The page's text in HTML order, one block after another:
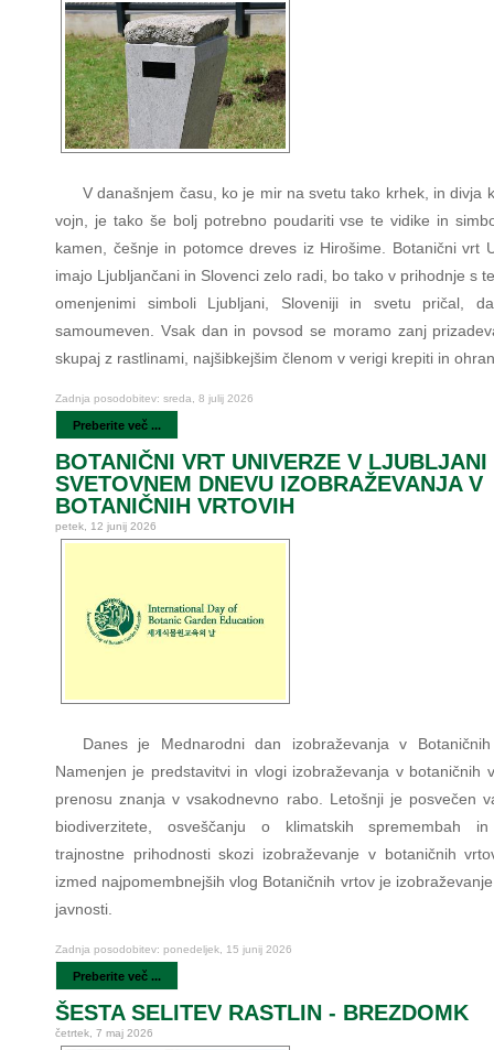
V današnjem času, ko je mir na svetu tako krhek, in divja
vojn, je tako še bolj potrebno poudariti vse te vidike in
kamen, češnje in potomce dreves iz Hirošime. Botanični vrt
imajo Ljubljančani in Slovenci zelo radi, bo tako v prihodnje s
omenjenimi simboli Ljubljani, Sloveniji in svetu pričal,
samoumeven. Vsak dan in povsod se moramo zanj
skupaj z rastlinami, najšibkejšim členom v verigi krepiti in
Zadnja posodobitev: sreda, 8 julij 2026
Preberite več ...
BOTANIČNI VRT UNIVERZE V LJUBLJANI
SVETOVNEM DNEVU IZOBRAŽEVANJA V
BOTANIČNIH VRTOVIH
petek, 12 junij 2026
Danes je Mednarodni dan izobraževanja v
Namenjen je predstavitvi in vlogi izobraževanja v botaničnih
prenosu znanja v vsakodnevno rabo. Letošnji je posvečen
biodiverzitete, osveščanju o klimatskih spremembah
trajnostne prihodnosti skozi izobraževanje v botaničnih
izmed najpomembnejših vlog Botaničnih vrtov je
javnosti.
Zadnja posodobitev: ponedeljek, 15 junij 2026
Preberite več ...
ŠESTA SELITEV RASTLIN - BREZDOMK
četrtek, 7 maj 2026